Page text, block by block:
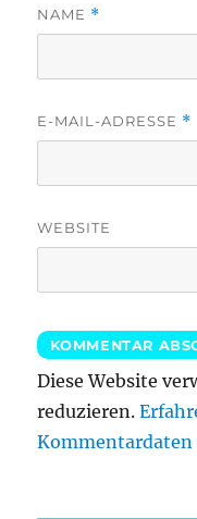
NAME *
E-MAIL-ADRESSE *
WEBSITE
Diese Website
reduzieren.